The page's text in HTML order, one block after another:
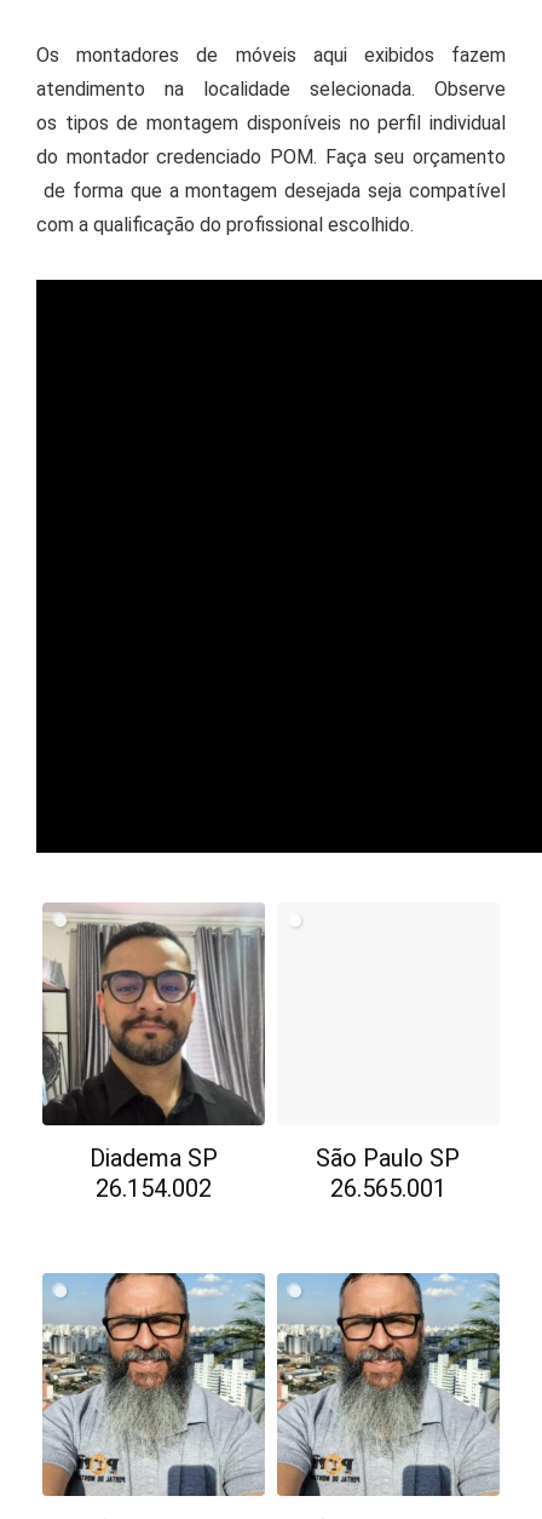
Os montadores de móveis aqui exibidos fazem
atendimento na localidade selecionada. Observe
os tipos de montagem disponíveis no perfil individual
do montador credenciado POM. Faça seu orçamento
de forma que a montagem desejada seja compatível
com a qualificação do profissional escolhido.
Diadema SP
26.154.002
São Paulo SP
26.565.001